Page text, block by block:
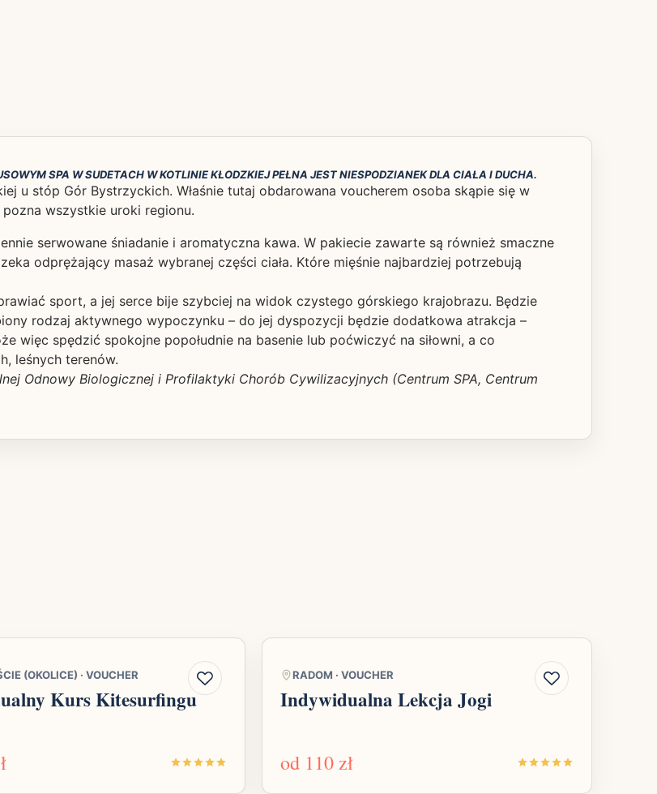
SPA W SUDETACH W KOTLINIE KŁODZKIEJ PEŁNA JEST NIESPODZIANEK DLA CIAŁA I DUCHA.
u stóp Gór Bystrzyckich. Właśnie tutaj obdarowana voucherem osoba skąpie się w
wszystkie uroki regionu.
serwowane śniadanie i aromatyczna kawa. W pakiecie zawarte są również smaczne
odprężający masaż wybranej części ciała. Które mięśnie najbardziej potrzebują
sport, a jej serce bije szybciej na widok czystego górskiego krajobrazu. Będzie
rodzaj aktywnego wypoczynku – do jej dyspozycji będzie dodatkowa atrakcja –
więc spędzić spokojne popołudnie na basenie lub poćwiczyć na siłowni, a co
leśnych terenów.
Odnowy Biologicznej i Profilaktyki Chorób Cywilizacyjnych (Centrum SPA, Centrum
(OKOLICE) · VOUCHER
Kurs Kitesurfingu
RADOM · VOUCHER
Indywidualna Lekcja Jogi
od 110 zł